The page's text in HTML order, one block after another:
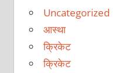
Uncategorized
आस्था
क्रिकेट
क्रिकेट